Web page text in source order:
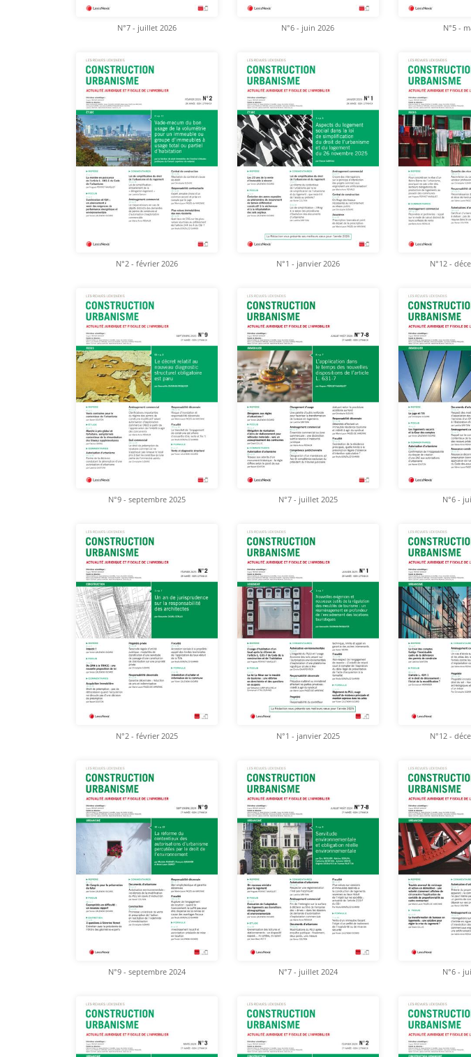
N°7 - juillet 2026 N°6 - juin 2026 N°5 -
N°2 - février 2026 N°1 - janvier 2026 N°12 -
N°9 - septembre 2025 N°7 - juillet 2025 N°6 -
N°2 - février 2025 N°1 - janvier 2025 N°12 -
N°9 - septembre 2024 N°7 - juillet 2024 N°6 -